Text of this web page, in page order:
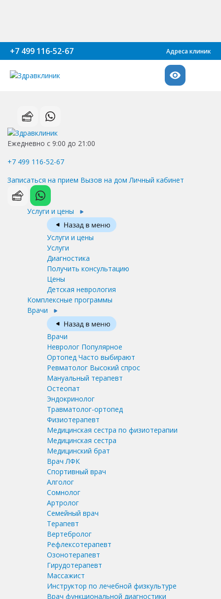
+7 499 116-52-67 Адреса клиник
Ежедневно с 9:00 до 21:00
+7 499 116-52-67
Записаться на прием Вызов на дом Личный кабинет
Услуги и цены
Услуги и цены
Услуги
Диагностика
Получить консультацию
Цены
Детская неврология
Комплексные программы
Врачи
Врачи
Невролог Популярное
Ортопед Часто выбирают
Ревматолог Высокий спрос
Мануальный терапевт
Остеопат
Эндокринолог
Травматолог-ортопед
Физиотерапевт
Медицинская сестра по физиотерапии
Медицинская сестра
Медицинский брат
Врач ЛФК
Спортивный врач
Алголог
Сомнолог
Артролог
Семейный врач
Терапевт
Вертебролог
Рефлексотерапевт
Озонотерапевт
Гирудотерапевт
Массажист
Инструктор по лечебной физкультуре
Врач функциональной диагностики